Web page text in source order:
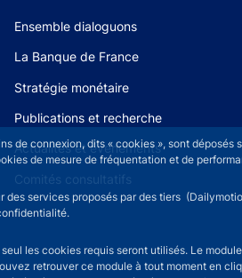
de connexion, dits « cookies », sont
de mesure de fréquentation et de
des services proposés par des tiers
les cookies requis seront utilisés. Le
retrouver ce module à tout moment en
Site navigation
Ensemble dialoguons
La Banque de France
Stratégie monétaire
Publications et recherche
Actualités et événements
Comités consultatifs